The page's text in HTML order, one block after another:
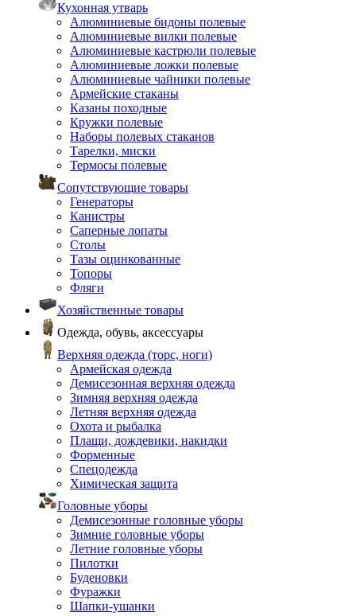
Кухонная утварь
Алюминиевые бидоны полевые
Алюминиевые вилки полевые
Алюминиевые кастрюли полевые
Алюминиевые ложки полевые
Алюминиевые чайники полевые
Армейские стаканы
Казаны походные
Кружки полевые
Наборы полевых стаканов
Тарелки, миски
Термосы полевые
Сопутствующие товары
Генераторы
Канистры
Саперные лопаты
Столы
Тазы оцинкованные
Топоры
Фляги
Хозяйственные товары
Одежда, обувь, аксессуары
Верхняя одежда (торс, ноги)
Армейская одежда
Демисезонная верхняя одежда
Зимняя верхняя одежда
Летняя верхняя одежда
Охота и рыбалка
Плащи, дождевики, накидки
Форменные
Спецодежда
Химическая защита
Головные уборы
Демисезонные головные уборы
Зимние головные уборы
Летние головные уборы
Пилотки
Буденовки
Фуражки
Шапки-ушанки